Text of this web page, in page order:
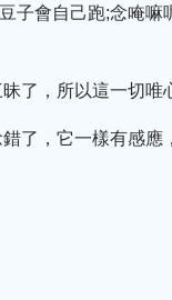
子會自己跑;念唵嘛
了，所以這一切唯
了，它一樣有感應